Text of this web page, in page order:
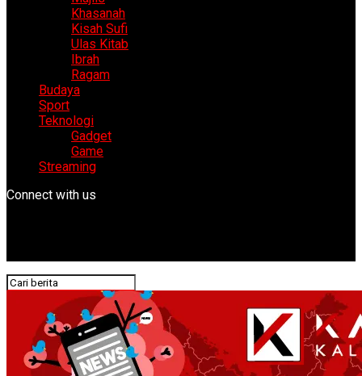
Khasanah
Kisah Sufi
Ulas Kitab
Ibrah
Ragam
Budaya
Sport
Teknologi
Gadget
Game
Streaming
Connect with us